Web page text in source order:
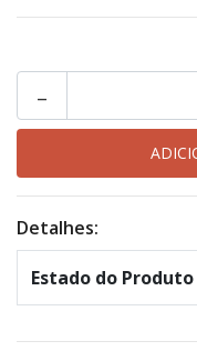
-
Detalhes:
Estado do Produto